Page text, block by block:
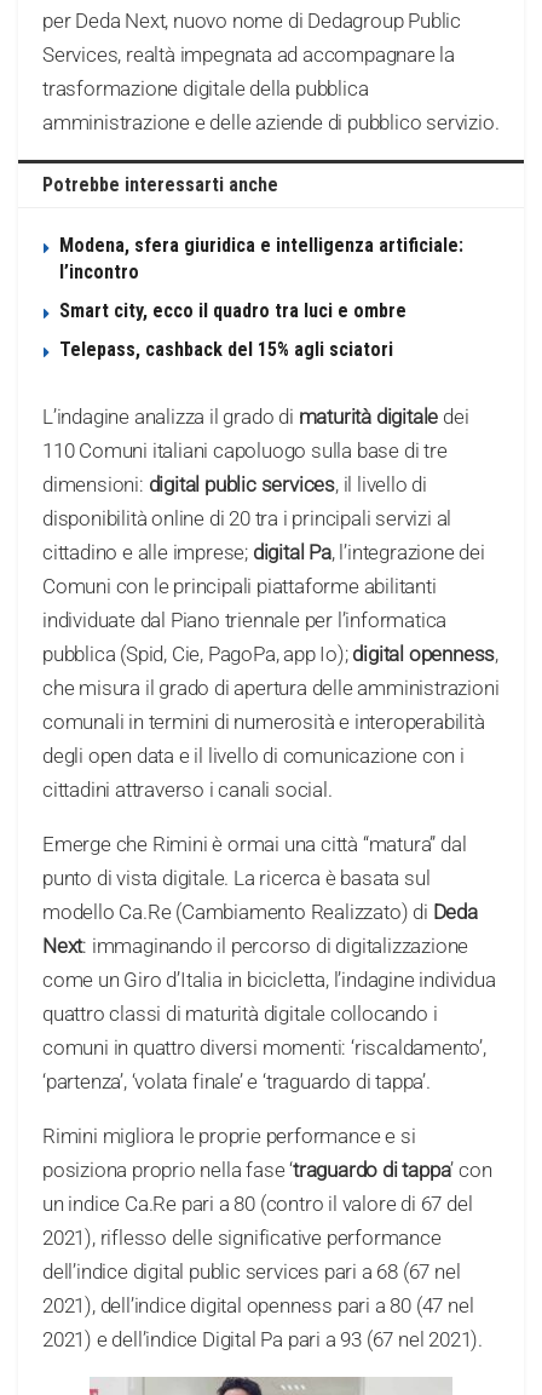
per Deda Next, nuovo nome di Dedagroup Public
Services, realtà impegnata ad accompagnare la
trasformazione digitale della pubblica
amministrazione e delle aziende di pubblico servizio.
Potrebbe interessarti anche
Modena, sfera giuridica e intelligenza artificiale:
l’incontro
Smart city, ecco il quadro tra luci e ombre
Telepass, cashback del 15% agli sciatori
L’indagine analizza il grado di maturità digitale dei
110 Comuni italiani capoluogo sulla base di tre
dimensioni: digital public services, il livello di
disponibilità online di 20 tra i principali servizi al
cittadino e alle imprese; digital Pa, l’integrazione dei
Comuni con le principali piattaforme abilitanti
individuate dal Piano triennale per l’informatica
pubblica (Spid, Cie, PagoPa, app Io); digital openness,
che misura il grado di apertura delle amministrazioni
comunali in termini di numerosità e interoperabilità
degli open data e il livello di comunicazione con i
cittadini attraverso i canali social.
Emerge che Rimini è ormai una città “matura” dal
punto di vista digitale. La ricerca è basata sul
modello Ca.Re (Cambiamento Realizzato) di Deda
Next: immaginando il percorso di digitalizzazione
come un Giro d’Italia in bicicletta, l’indagine individua
quattro classi di maturità digitale collocando i
comuni in quattro diversi momenti: ‘riscaldamento’,
‘partenza’, ‘volata finale’ e ‘traguardo di tappa’.
Rimini migliora le proprie performance e si
posiziona proprio nella fase ‘traguardo di tappa’ con
un indice Ca.Re pari a 80 (contro il valore di 67 del
2021), riflesso delle significative performance
dell’indice digital public services pari a 68 (67 nel
2021), dell’indice digital openness pari a 80 (47 nel
2021) e dell’indice Digital Pa pari a 93 (67 nel 2021).